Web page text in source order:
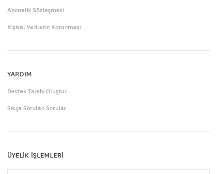
Abonelik Sözleşmesi
Kişisel Verilerin Korunması
YARDIM
Destek Talebi Oluştur
Sıkça Sorulan Sorular
ÜYELİK İŞLEMLERİ